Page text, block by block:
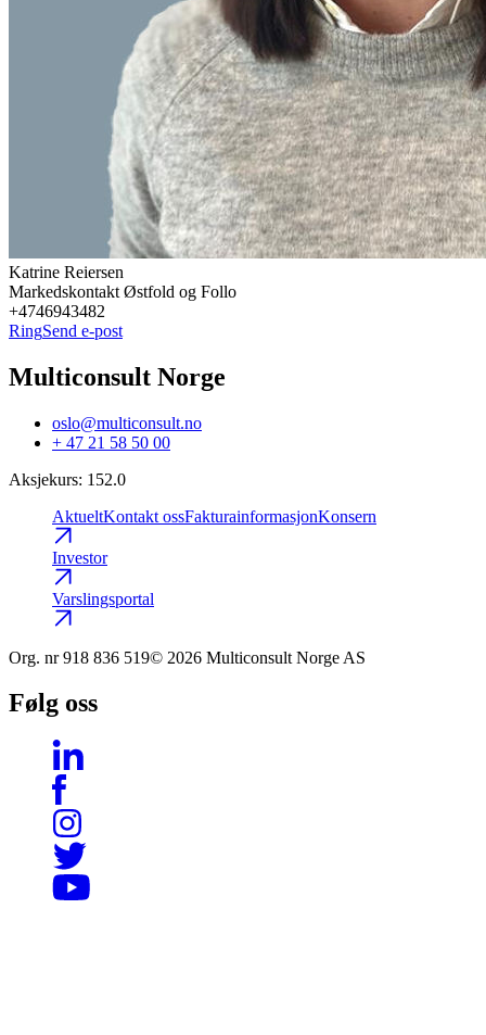
Katrine Reiersen
Markedskontakt Østfold og Follo
+4746943482
RingSend e-post
Multiconsult Norge
oslo@multiconsult.no
+ 47 21 58 50 00
Aksjekurs: 152.0
AktueltKontakt ossFakturainformasjonKonsern
Investor
Varslingsportal
Org. nr 918 836 519© 2026 Multiconsult Norge AS
Følg oss